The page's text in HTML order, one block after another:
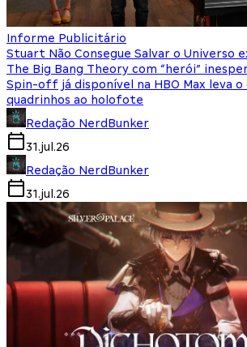
Informe Publicitário
Stuart Não Consegue Salvar o Universo
The Big Bang Theory com “herói”
Spin-off já disponível na HBO Max leva o
quadrinhos ao holofote
Redação NerdBunker
31.jul.26
Redação NerdBunker
31.jul.26